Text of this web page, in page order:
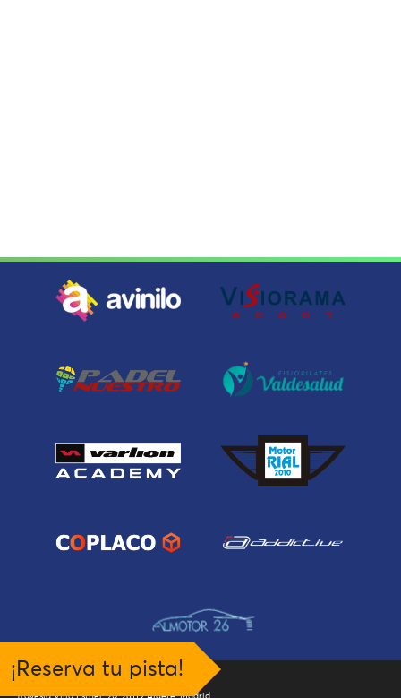
¡Reserva tu pista!
Travesía Villa Esther, 20, 28119 Algete, Madrid